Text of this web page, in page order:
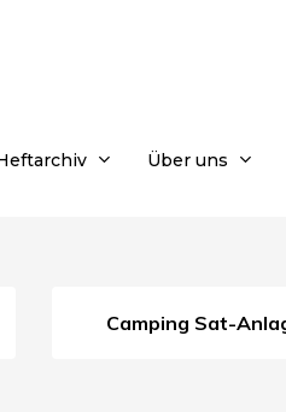
Über uns
Camping Sat-